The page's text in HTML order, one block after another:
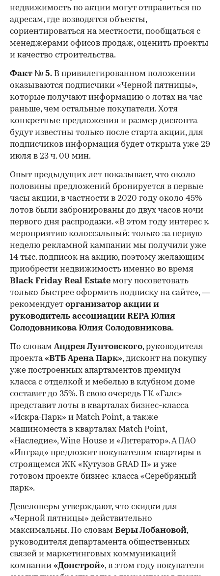
недвижимость по акции могут отправиться по
адресам, где возводятся объекты,
сориентироваться на местности, пообщаться с
менеджерами офисов продаж, оценить проекты
и качество строительства.
Факт № 5. В привилегированном положении
оказываются подписчики «Черной пятницы»,
которые получают информацию о лотах на час
раньше, чем остальные покупатели. Хотя
конкретные предложения и размер дисконта
будут известны только после старта акции, для
подписчиков информация будет открыта уже 29
июля в 23 ч. 00 мин.
Опыт предыдущих лет показывает, что около
половины предложений бронируется в первые
часы акции, в частности в 2020 году около 45%
лотов были забронированы до двух часов ночи
первого дня распродажи. «В этом году интерес к
мероприятию колоссальный: только за первую
неделю рекламной кампании мы получили уже
14 тыс. подписок на акцию, поэтому желающим
приобрести недвижимость именно во время
Black Friday Real Estate могу посоветовать
только быстрее оформить подписку на сайте», —
рекомендует организатор акции и
руководитель ассоциации REPA Юлия
Солодовникова Юлия Солодовникова.
По словам Андрея Лунтовского, руководителя
проекта«ВТБ Арена Парк», дисконт на покупку
уже построенных апартаментов премиум-
класса с отделкой и мебелью в клубном доме
составит до 35%. В свою очередь ГК «Галс»
представит лоты в кварталах бизнес-класса
«Искра-Парк» и Match Point, а также
машиноместа в кварталах Match Point,
«Наследие», Wine House и «Литератор». А ПАО
«Инград» предложит покупателям квартиры в
строящемся ЖК «Кутузов GRAD II» и уже
готовом проекте бизнес-класса «Серебряный
парк».
Девелоперы утверждают, что скидки для
«Черной пятницы» действительно
максимальны. По словам Веры Лобановой,
руководителя департамента общественных
связей и маркетинговых коммуникаций
компании «Донстрой», в этом году покупатели